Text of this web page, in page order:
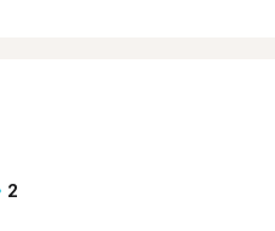
2